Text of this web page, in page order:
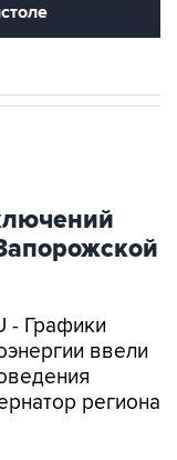
- Графики
ввели
региона